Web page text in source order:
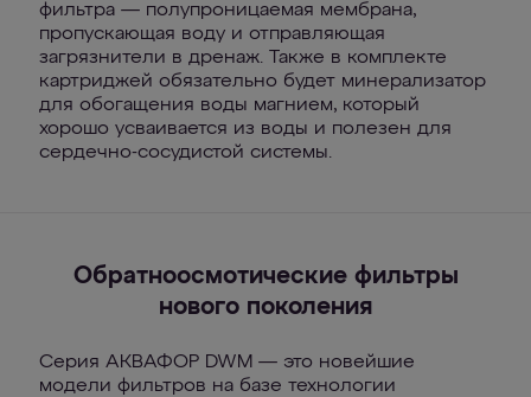
фильтра — полупроницаемая мембрана,
пропускающая воду и отправляющая
загрязнители в дренаж. Также в комплекте
картриджей обязательно будет минерализатор
для обогащения воды магнием, который
хорошо усваивается из воды и полезен для
сердечно-сосудистой системы.
Обратноосмотические фильтры
нового поколения
Серия АКВАФОР DWM — это новейшие
модели фильтров на базе технологии